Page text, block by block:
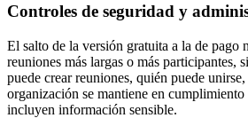
Controles de seguridad y
El salto de la versión gratuita a la de pago
reuniones más largas o más participantes,
puede crear reuniones, quién puede
organización se mantiene en
incluyen información sensible.